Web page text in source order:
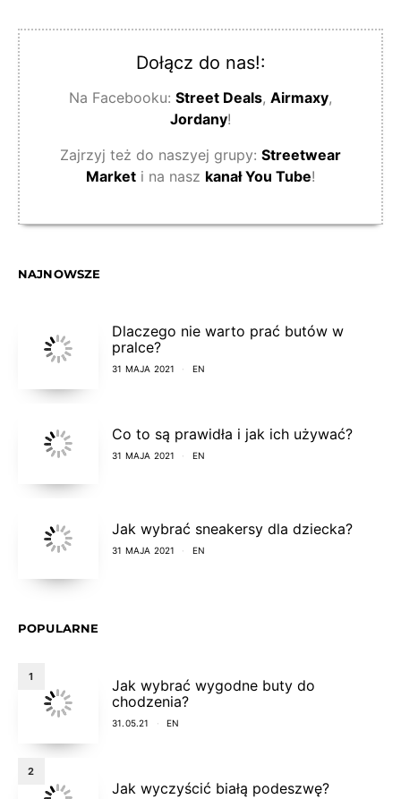
Dołącz do nas!:
Na Facebooku: Street Deals, Airmaxy,
Jordany!
Zajrzyj też do naszyej grupy: Streetwear
Market i na nasz kanał You Tube!
NAJNOWSZE
Dlaczego nie warto prać butów w
pralce?
31 MAJA 2021 EN
Co to są prawidła i jak ich używać?
31 MAJA 2021 EN
Jak wybrać sneakersy dla dziecka?
31 MAJA 2021 EN
POPULARNE
1
Jak wybrać wygodne buty do
chodzenia?
31.05.21 EN
2
Jak wyczyścić białą podeszwę?